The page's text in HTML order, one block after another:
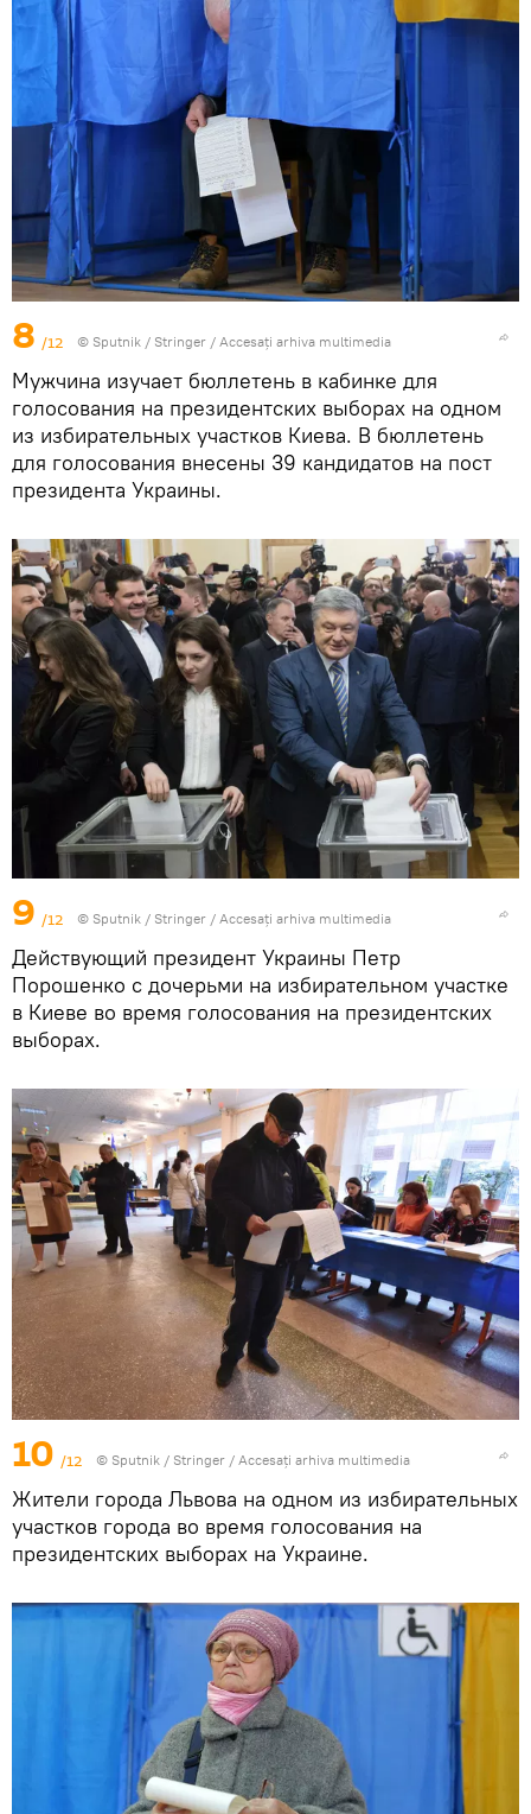
8 /12 © Sputnik / Stringer / Accesați arhiva multimedia
Мужчина изучает бюллетень в кабинке для
голосования на президентских выборах на одном
из избирательных участков Киева. В бюллетень
для голосования внесены 39 кандидатов на пост
президента Украины.
9 /12 © Sputnik / Stringer / Accesați arhiva multimedia
Действующий президент Украины Петр
Порошенко с дочерьми на избирательном участке
в Киеве во время голосования на президентских
выборах.
10 /12 © Sputnik / Stringer / Accesați arhiva multimedia
Жители города Львова на одном из избирательных
участков города во время голосования на
президентских выборах на Украине.